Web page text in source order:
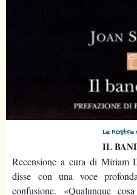
Le nostre
IL
Recensione a cura di Miriam
disse con una voce
confusione. «Qualunque